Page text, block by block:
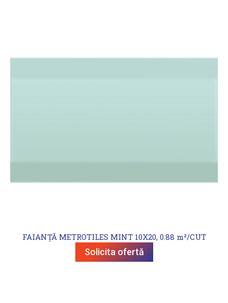
FAIANȚĂ METROTILES MINT 10X20, 0.88 m²/CUT
Solicita ofertă